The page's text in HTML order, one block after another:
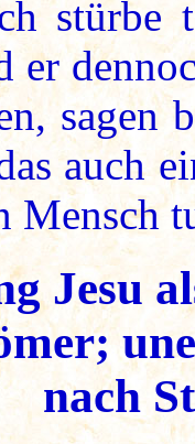
stürbe
er
sagen
auch
Mensch
Jesu
nach